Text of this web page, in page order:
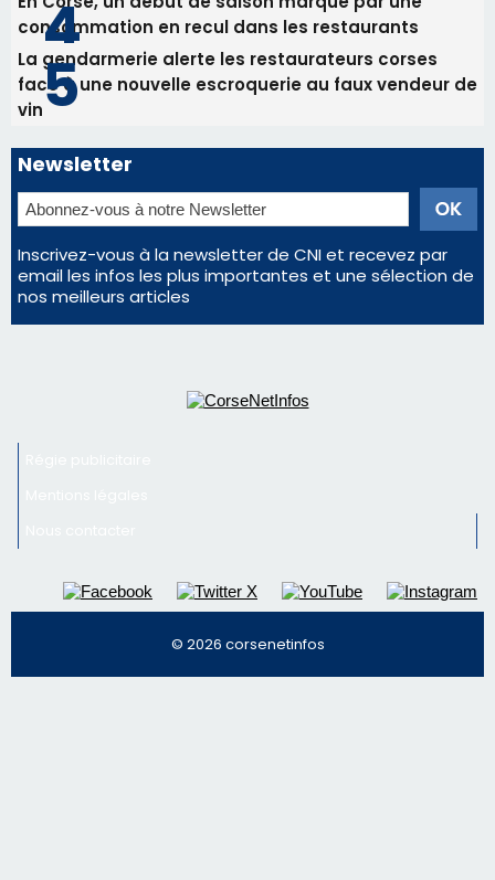
Inscrivez-vous à la newsletter de CNI et recevez par
email les infos les plus importantes et une sélection de
nos meilleurs articles
Régie publicitaire
Mentions légales
Nous contacter